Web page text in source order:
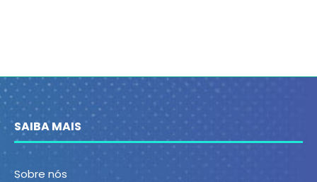
SAIBA MAIS
Sobre nós